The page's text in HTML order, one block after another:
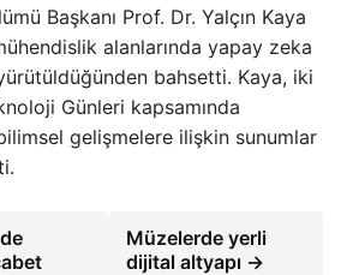
Başkanı Prof. Dr. Yalçın Kaya
alanlarında yapay zeka
bahsetti. Kaya, iki
Günleri kapsamında
gelişmelere ilişkin sunumlar
Müzelerde yerli
dijital altyapı →